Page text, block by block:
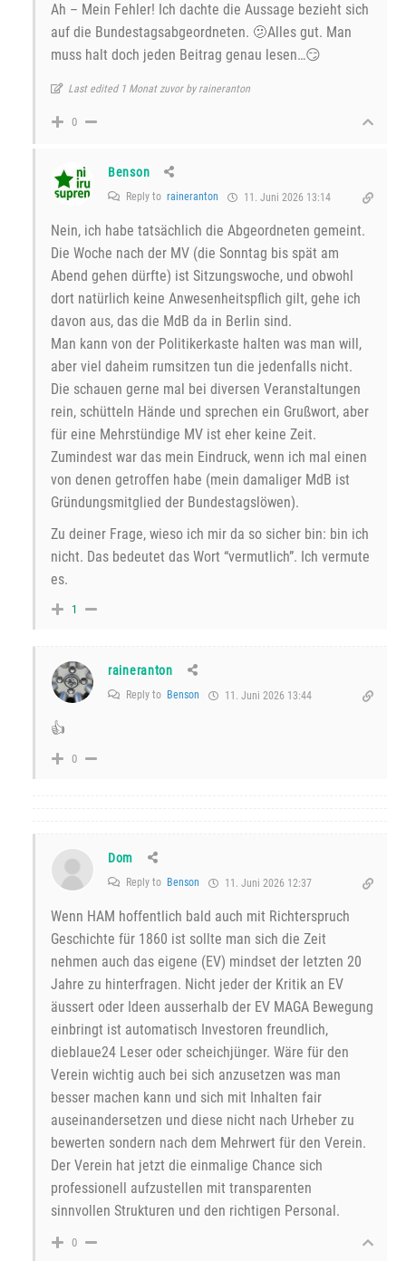
Ah – Mein Fehler! Ich dachte die Aussage bezieht sich
auf die Bundestagsabgeordneten. 🫤Alles gut. Man
muss halt doch jeden Beitrag genau lesen…😏
Last edited 1 Monat zuvor by raineranton
0
Benson
Reply to raineranton 11. Juni 2026 13:14
Nein, ich habe tatsächlich die Abgeordneten gemeint.
Die Woche nach der MV (die Sonntag bis spät am
Abend gehen dürfte) ist Sitzungswoche, und obwohl
dort natürlich keine Anwesenheitspflich gilt, gehe ich
davon aus, das die MdB da in Berlin sind.
Man kann von der Politikerkaste halten was man will,
aber viel daheim rumsitzen tun die jedenfalls nicht.
Die schauen gerne mal bei diversen Veranstaltungen
rein, schütteln Hände und sprechen ein Grußwort, aber
für eine Mehrstündige MV ist eher keine Zeit.
Zumindest war das mein Eindruck, wenn ich mal einen
von denen getroffen habe (mein damaliger MdB ist
Gründungsmitglied der Bundestagslöwen).
Zu deiner Frage, wieso ich mir da so sicher bin: bin ich
nicht. Das bedeutet das Wort “vermutlich”. Ich vermute
es.
1
raineranton
Reply to Benson 11. Juni 2026 13:44
👍
0
Dom
Reply to Benson 11. Juni 2026 12:37
Wenn HAM hoffentlich bald auch mit Richterspruch
Geschichte für 1860 ist sollte man sich die Zeit
nehmen auch das eigene (EV) mindset der letzten 20
Jahre zu hinterfragen. Nicht jeder der Kritik an EV
äussert oder Ideen ausserhalb der EV MAGA Bewegung
einbringt ist automatisch Investoren freundlich,
dieblaue24 Leser oder scheichjünger. Wäre für den
Verein wichtig auch bei sich anzusetzen was man
besser machen kann und sich mit Inhalten fair
auseinandersetzen und diese nicht nach Urheber zu
bewerten sondern nach dem Mehrwert für den Verein.
Der Verein hat jetzt die einmalige Chance sich
professionell aufzustellen mit transparenten
sinnvollen Strukturen und den richtigen Personal.
0